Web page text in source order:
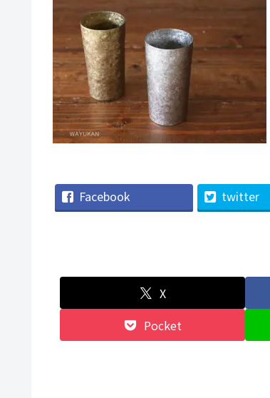
Facebook twitter
X
Pocket